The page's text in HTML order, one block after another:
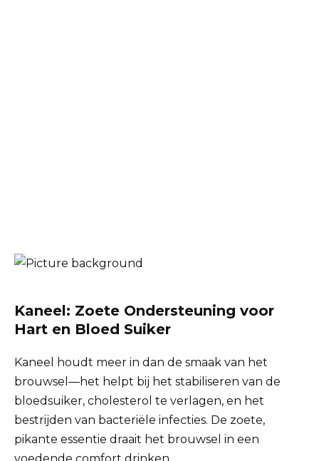
Kaneel: Zoete Ondersteuning voor
Hart en Bloed Suiker
Kaneel houdt meer in dan de smaak van het
brouwsel—het helpt bij het stabiliseren van de
bloedsuiker, cholesterol te verlagen, en het
bestrijden van bacteriële infecties. De zoete,
pikante essentie draait het brouwsel in een